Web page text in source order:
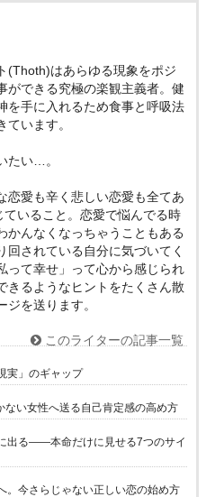
(Thoth)はあらゆる現象をポジ
ができる究極の楽観主義者。健
を手に入れるため食事と呼吸法
ています。
たい…。
恋愛も辛く悲しい恋愛も全てあ
ていること。恋愛で悩んでる時
かんなくなっちゃうこともある
回されている自分に気づいてく
って幸せ」って心から感じられ
きるようなヒントをたくさん散
ジを送ります。
このライターの記事一覧
実」のギャップ
い女性へ送る自己肯定感の高め方
出る——本命だけに見せる7つのサイ
。今さらじゃない正しい恋の始め方